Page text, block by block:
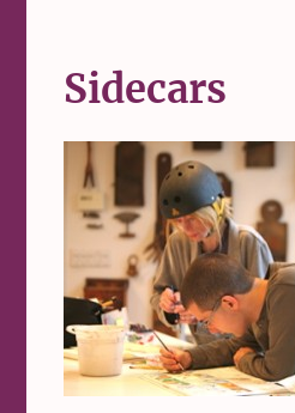
Sidecars